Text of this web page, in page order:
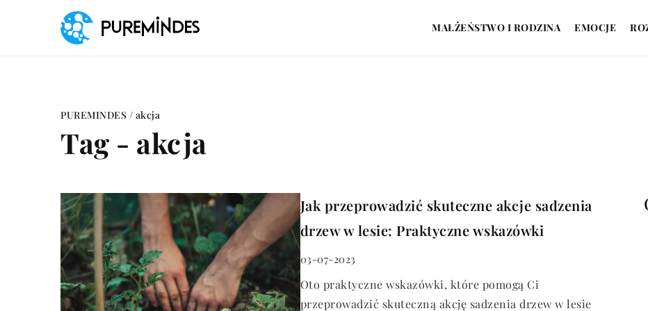
MAŁŻEŃSTWO I RODZINA EMOCJE
PUREMINDES / akcja
Tag - akcja
Jak przeprowadzić skuteczne akcje sadzenia
drzew w lesie: Praktyczne wskazówki
03-07-2023
Oto praktyczne wskazówki, które pomogą Ci
przeprowadzić skuteczną akcję sadzenia drzew w lesie